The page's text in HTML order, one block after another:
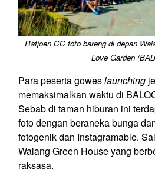
Ratjoen CC foto bareng di depan
Love Garden
Para peserta goweslaunching
memaksimalkan waktu di
Sebab di taman hiburan ini
foto dengan beraneka bunga
fotogenik dan Instagramable.
Walang Green House yang
raksasa.